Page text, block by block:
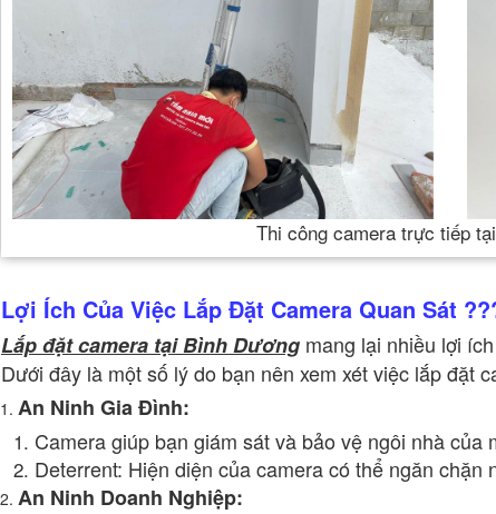
Thi công camera trực tiếp
Lợi Ích Của Việc Lắp Đặt Camera Quan Sát
Lắp đặt camera tại Bình Dương mang lại nhiều lợi
Dưới đây là một số lý do bạn nên xem xét việc lắp đặt
An Ninh Gia Đình:
Camera giúp bạn giám sát và bảo vệ ngôi nhà
Deterrent: Hiện diện của camera có thể ngăn
An Ninh Doanh Nghiệp: